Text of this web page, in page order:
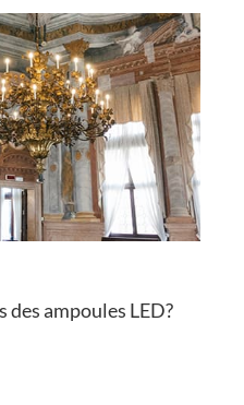
des ampoules LED?